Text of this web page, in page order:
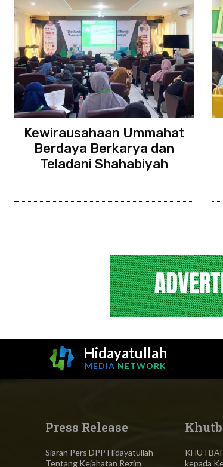
Kewirausahaan Ummahat
Berdaya Berkarya dan
Teladani Shahabiyah
Hidayatullah
MEDIA NETWORK
Press Release
Siaran Pers DPP Hidayatullah
Tentang Kejahatan Rezim
kepada